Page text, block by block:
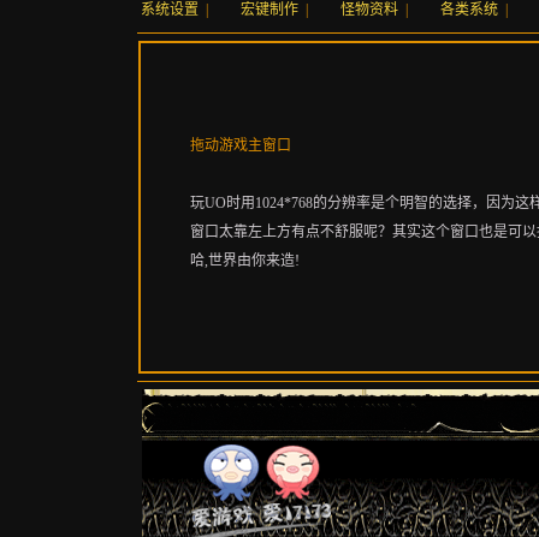
系统设置
宏键制作 怪物资料 各类系统
拖动游戏主窗口
玩UO时用1024*768的分辨率是个明智的选择，因为
窗口太靠左上方有点不舒服呢？其实这个窗口也是可
哈,世界由你来造!